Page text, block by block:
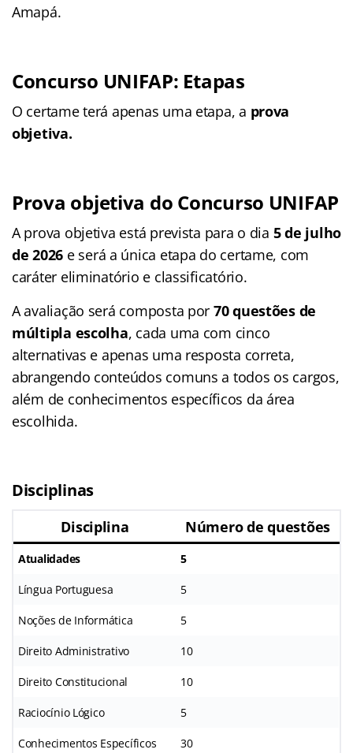
Amapá.
Concurso UNIFAP: Etapas
O certame terá apenas uma etapa, a prova
objetiva.
Prova objetiva do Concurso UNIFAP
A prova objetiva está prevista para o dia 5 de julho
de 2026 e será a única etapa do certame, com
caráter eliminatório e classificatório.
A avaliação será composta por 70 questões de
múltipla escolha, cada uma com cinco
alternativas e apenas uma resposta correta,
abrangendo conteúdos comuns a todos os cargos,
além de conhecimentos específicos da área
escolhida.
Disciplinas
Disciplina Número de questões
Atualidades 5
Língua Portuguesa 5
Noções de Informática 5
Direito Administrativo 10
Direito Constitucional 10
Raciocínio Lógico 5
Conhecimentos Específicos 30